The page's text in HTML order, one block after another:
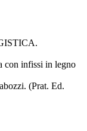
con infissi in legno
(Prat. Ed.